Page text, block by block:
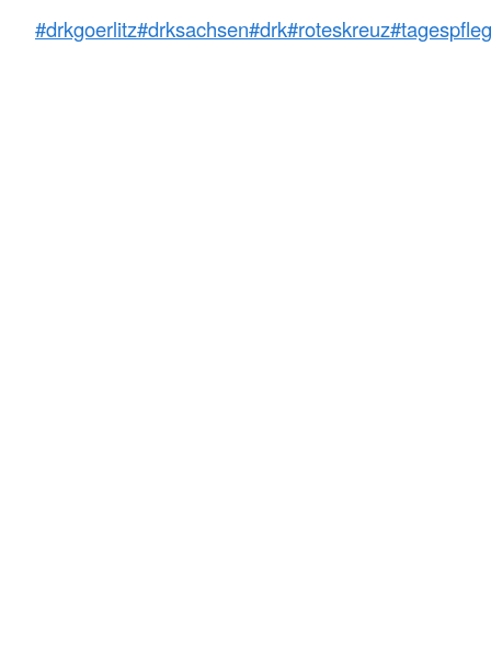
#drkgoerlitz#drksachsen#drk#roteskreuz